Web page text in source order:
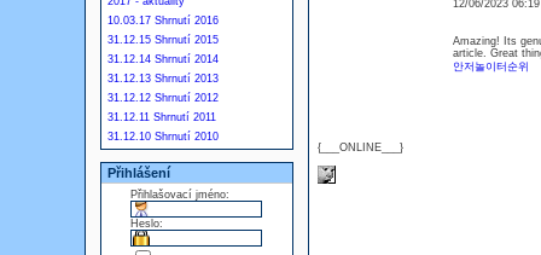
10.03.17 Shrnutí 2016
31.12.15 Shrnutí 2015
31.12.14 Shrnutí 2014
31.12.13 Shrnutí 2013
31.12.12 Shrnutí 2012
31.12.11 Shrnutí 2011
31.12.10 Shrnutí 2010
Přihlášení
Přihlašovací jméno:
Heslo:
{___ONLINE___}
12/06/2023
Amazing! Its
article. Great
안저놀이터순위